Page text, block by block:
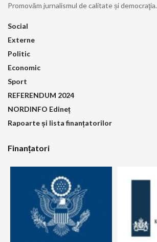
Promovăm jurnalismul de calitate și democraţia.
Social
Externe
Politic
Economic
Sport
REFERENDUM 2024
NORDINFO Edineț
Rapoarte și lista finanțatorilor
Finanțatori